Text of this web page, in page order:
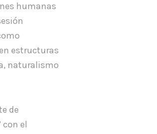
humanas
estructuras
naturalismo
de
el